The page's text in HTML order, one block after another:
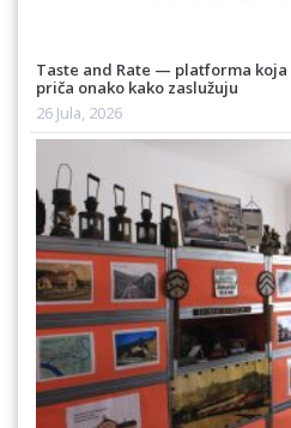
Taste and Rate — platforma
priča onako kako zaslužuju
26 Jula, 2026